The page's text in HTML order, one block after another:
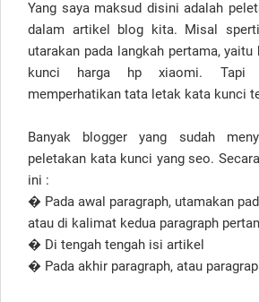
Yang saya maksud disini adalah
dalam artikel blog kita. Misal
utarakan pada langkah pertama,
kunci harga hp xiaomi. Tapi
memperhatikan tata letak kata kunci
Banyak blogger yang sudah
peletakan kata kunci yang seo.
ini :
� Pada awal paragraph, utamakan
atau di kalimat kedua paragraph
� Di tengah tengah isi artikel
� Pada akhir paragraph, atau